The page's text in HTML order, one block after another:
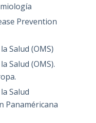
Prevention
Salud (OMS)
Salud (OMS).
Salud
Panaméricana